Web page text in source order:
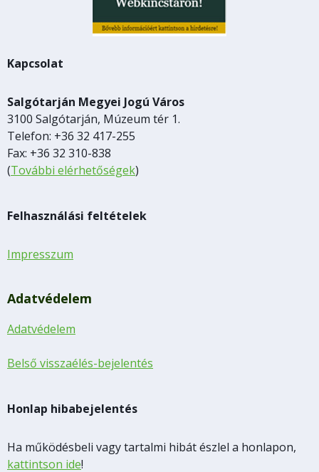
Kapcsolat
Salgótarján Megyei Jogú Város
3100 Salgótarján, Múzeum tér 1.
Telefon: +36 32 417-255
Fax: +36 32 310-838
(További elérhetőségek)
Felhasználási feltételek
Impresszum
Adatvédelem
Adatvédelem
Belső visszaélés-bejelentés
Honlap hibabejelentés
Ha működésbeli vagy tartalmi hibát észlel a honlapon,
kattintson ide!